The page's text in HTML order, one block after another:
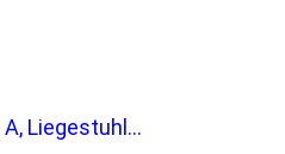
Liegestuhl...